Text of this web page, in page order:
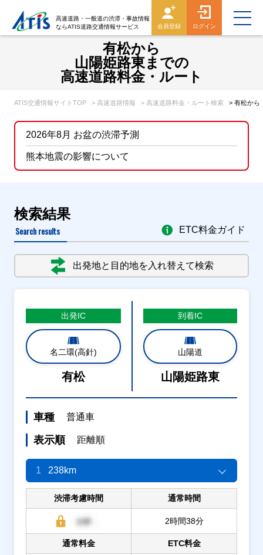
高速道路・一般道の渋滞・事故情報
ならATIS道路交通情報サービス
会員登録 ログイン
有松から
山陽姫路東までの
高速道路料金・ルート
ATIS交通情報サイトTOP > 高速道路情報 > 高速道路料金・ルート検索 > 有松から
2026年8月 お盆の渋滞予測
熊本地震の影響について
検索結果
Search results
出発地と目的地を入れ替えて検索
ETC料金ガイド
出発IC
名二環(高針)
有松
到着IC
山陽道
山陽姫路東
車種 普通車
表示順 距離順
1 238km
渋滞考慮時間 通常時間
2時間38分
通常料金 ETC料金